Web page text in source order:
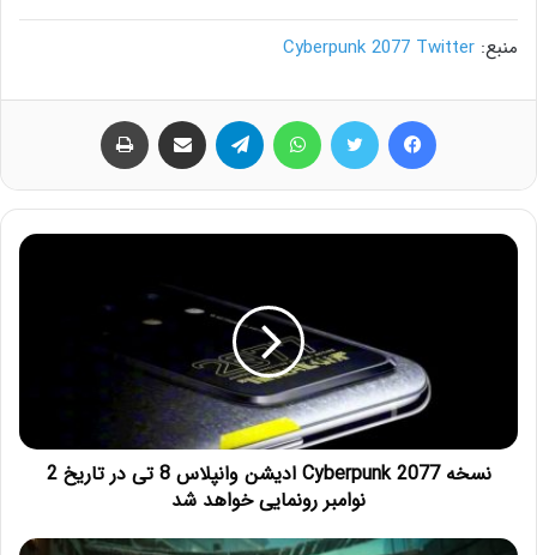
منبع: Cyberpunk 2077 Twitter
نسخه Cyberpunk 2077 ادیشن وانپلاس 8 تی در تاریخ 2
نوامبر رونمایی خواهد شد